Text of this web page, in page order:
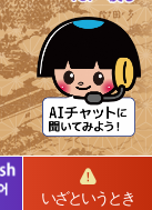
いざというとき